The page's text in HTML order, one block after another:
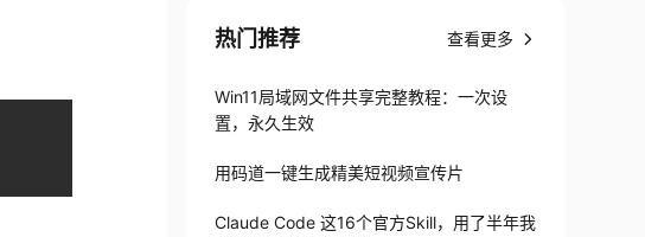
热门推荐 查看更多
Win11局域网文件共享完整教程：一次设
置，永久生效
用码道一键生成精美短视频宣传片
Claude Code 这16个官方Skill，用了半年我